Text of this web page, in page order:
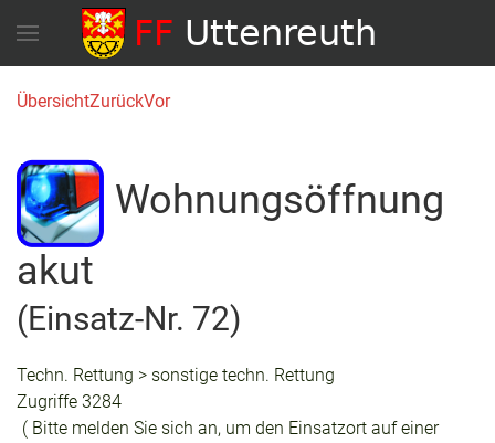
ÜbersichtZurückVor
Wohnungsöffnung
akut
(Einsatz-Nr. 72)
Techn. Rettung > sonstige techn. Rettung
Zugriffe 3284
( Bitte melden Sie sich an, um den Einsatzort auf einer